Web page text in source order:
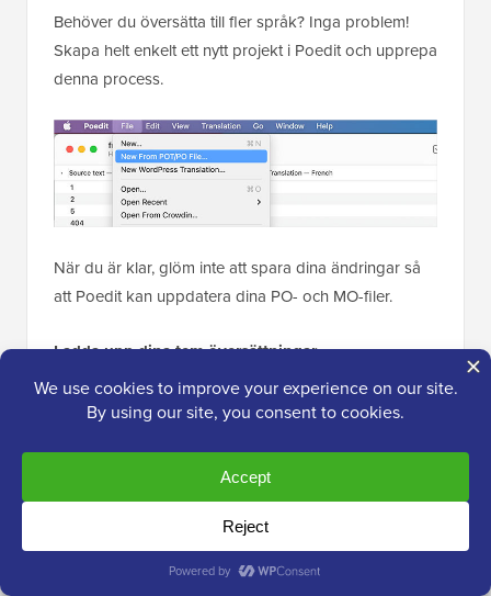
Behöver du översätta till fler språk? Inga problem!
Skapa helt enkelt ett nytt projekt i Poedit och upprepa
denna process.
När du är klar, glöm inte att spara dina ändringar så
att Poedit kan uppdatera dina PO- och MO-filer.
Ladda upp dina tem översättningar
När du är redo att ladda upp dina översättningar,
När du är ansluten vill du ladda upp hela mappen
'languages' från din dator till din WordPress-